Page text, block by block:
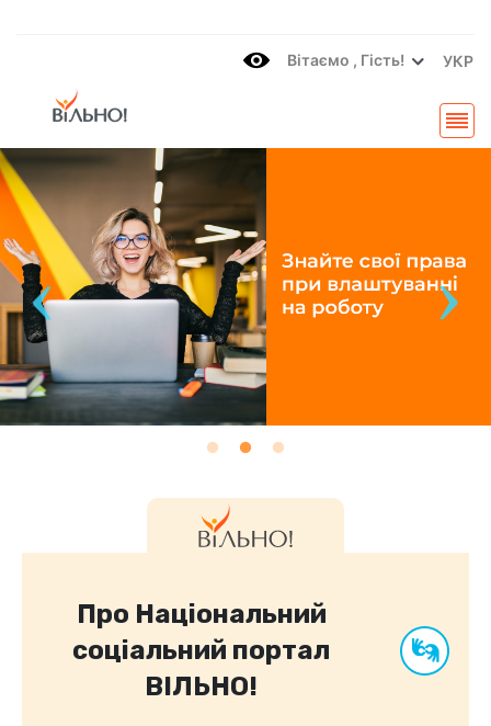
Вітаємo , Гість! УКР
Про Національний
соціальний портал
ВІЛЬНО!